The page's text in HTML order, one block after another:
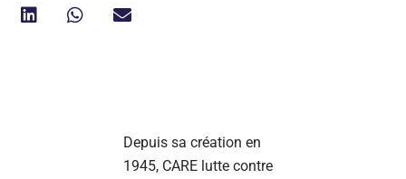
Depuis sa création en
1945, CARE lutte contre